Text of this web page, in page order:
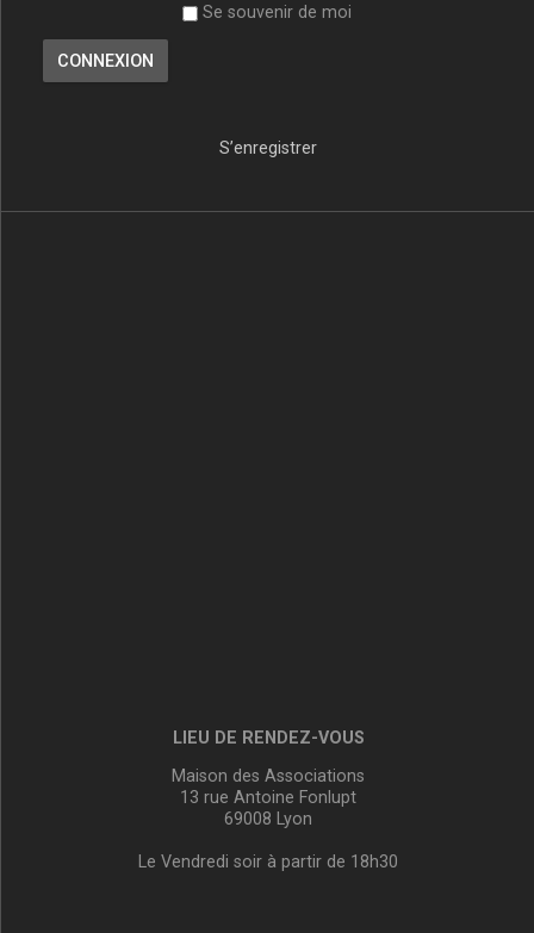
Se souvenir de moi
S’enregistrer
LIEU DE RENDEZ-VOUS
Maison des Associations
13 rue Antoine Fonlupt
69008 Lyon
Le Vendredi soir à partir de 18h30